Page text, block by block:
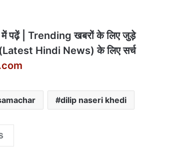
में पढ़ें | Trending खबरों के लिए जुड़े
Hindi News) के लिए सर्च
dilip naseri khedi